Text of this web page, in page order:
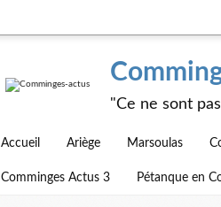
"Ce ne sont
Accueil Ariège Marsoulas
Comminges Actus 3 Pétanque en